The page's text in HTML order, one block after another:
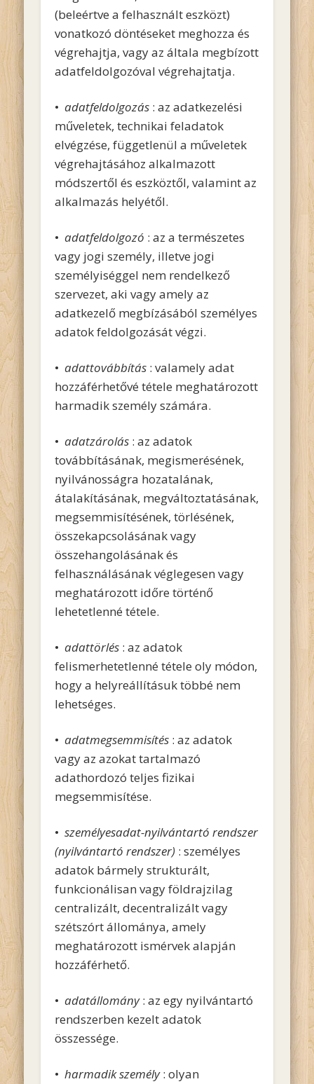
(beleértve a felhasznált eszközt)
vonatkozó döntéseket meghozza és
végrehajtja, vagy az általa megbízott
adatfeldolgozóval végrehajtatja.
•adatfeldolgozás : az adatkezelési
műveletek, technikai feladatok
elvégzése, függetlenül a műveletek
végrehajtásához alkalmazott
módszertől és eszköztől, valamint az
alkalmazás helyétől.
•adatfeldolgozó : az a természetes
vagy jogi személy, illetve jogi
személyiséggel nem rendelkező
szervezet, aki vagy amely az
adatkezelő megbízásából személyes
adatok feldolgozását végzi.
•adattovábbítás : valamely adat
hozzáférhetővé tétele meghatározott
harmadik személy számára.
•adatzárolás : az adatok
továbbításának, megismerésének,
nyilvánosságra hozatalának,
átalakításának, megváltoztatásának,
megsemmisítésének, törlésének,
összekapcsolásának vagy
összehangolásának és
felhasználásának véglegesen vagy
meghatározott időre történő
lehetetlenné tétele.
•adattörlés : az adatok
felismerhetetlenné tétele oly módon,
hogy a helyreállításuk többé nem
lehetséges.
•adatmegsemmisítés : az adatok
vagy az azokat tartalmazó
adathordozó teljes fizikai
megsemmisítése.
•személyesadat-nyilvántartó rendszer
(nyilvántartó rendszer) : személyes
adatok bármely strukturált,
funkcionálisan vagy földrajzilag
centralizált, decentralizált vagy
szétszórt állománya, amely
meghatározott ismérvek alapján
hozzáférhető.
•adatállomány: az egy nyilvántartó
rendszerben kezelt adatok
összessége.
•harmadik személy: olyan